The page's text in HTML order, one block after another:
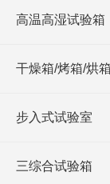
高温高湿试验箱
干燥箱/烤箱/烘箱
步入式试验室
三综合试验箱